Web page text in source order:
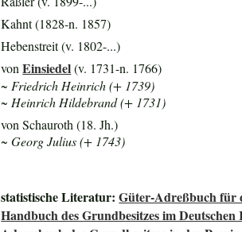
Kahnt (1828-n. 1857)
Hebenstreit (v. 1802-...)
vonEinsiedel(v. 1731-n. 1766)
~ Friedrich Heinrich (+ 1739)
~ Heinrich Hildebrand (+ 1731)
von Schauroth (18. Jh.)
~ Georg Julius (+ 1743)
statistische Literatur:Güter-Adreßbuch für
Handbuch des Grundbesitzes im Deutschen